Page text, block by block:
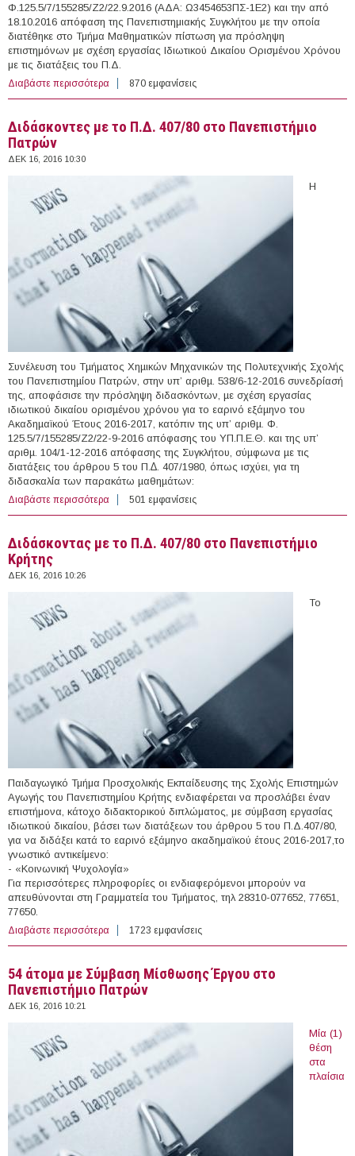
Φ.125.5/7/155285/Ζ2/22.9.2016 (ΑΔΑ: Ω3454653ΠΣ-1Ε2) και την από
18.10.2016 απόφαση της Πανεπιστημιακής Συγκλήτου με την οποία
διατέθηκε στο Τμήμα Μαθηματικών πίστωση για πρόσληψη
επιστημόνων με σχέση εργασίας Ιδιωτικού Δικαίου Ορισμένου Χρόνου
με τις διατάξεις του Π.Δ.
Διαβάστε περισσότερα για Διδάσκοντες με το Π.Δ. 407/80 στο Εθνικό &
Καποδιστριακό Πανεπιστήμιο Αθηνών
870 εμφανίσεις
Διδάσκοντες με το Π.Δ. 407/80 στο Πανεπιστήμιο
Πατρών
ΔΕΚ 16, 2016 10:30
Η
Συνέλευση του Τµήµατος Χηµικών Μηχανικών της Πολυτεχνικής Σχολής
του Πανεπιστηµίου Πατρών, στην υπ’ αριθµ. 538/6-12-2016 συνεδρίασή
της, αποφάσισε την πρόσληψη διδασκόντων, µε σχέση εργασίας
ιδιωτικού δικαίου ορισµένου χρόνου για το εαρινό εξάµηνο του
Ακαδηµαϊκού Έτους 2016-2017, κατόπιν της υπ’ αριθµ. Φ.
125.5/7/155285/Ζ2/22-9-2016 απόφασης του ΥΠ.Π.Ε.Θ. και της υπ’
αριθµ. 104/1-12-2016 απόφασης της Συγκλήτου, σύµφωνα µε τις
διατάξεις του άρθρου 5 του Π.∆. 407/1980, όπως ισχύει, για τη
διδασκαλία των παρακάτω µαθηµάτων:
Διαβάστε περισσότερα για Διδάσκοντες με το Π.Δ. 407/80 στο Πανεπιστήμιο
Πατρών
501 εμφανίσεις
Διδάσκοντας με το Π.Δ. 407/80 στο Πανεπιστήμιο
Κρήτης
ΔΕΚ 16, 2016 10:26
Το
Παιδαγωγικό Τμήμα Προσχολικής Εκπαίδευσης της Σχολής Επιστημών
Αγωγής του Πανεπιστημίου Κρήτης ενδιαφέρεται να προσλάβει έναν
επιστήμονα, κάτοχο διδακτορικού διπλώματος, με σύμβαση εργασίας
ιδιωτικού δικαίου, βάσει των διατάξεων του άρθρου 5 του Π.Δ.407/80,
για να διδάξει κατά το εαρινό εξάμηνο ακαδημαϊκού έτους 2016-2017,το
γνωστικό αντικείμενο:
- «Κοινωνική Ψυχολογία»
Για περισσότερες πληροφορίες οι ενδιαφερόμενοι μπορούν να
απευθύνονται στη Γραμματεία του Τμήματος, τηλ 28310-077652, 77651,
77650.
Διαβάστε περισσότερα για Διδάσκοντας με το Π.Δ. 407/80 στο Πανεπιστήμιο
Κρήτης
1723 εμφανίσεις
54 άτομα με Σύμβαση Μίσθωσης Έργου στο
Πανεπιστήμιο Πατρών
ΔΕΚ 16, 2016 10:21
Μία (1)
θέση
στα
πλαίσια